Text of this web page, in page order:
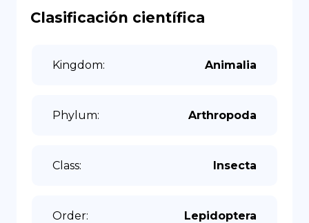
Clasificación científica
Kingdom: Animalia
Phylum: Arthropoda
Class: Insecta
Order: Lepidoptera